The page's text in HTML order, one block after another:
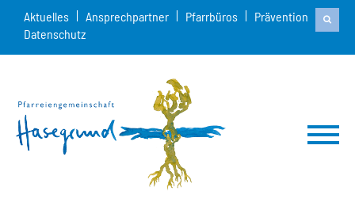
Aktuelles Ansprechpartner Pfarrbüros
Prävention
Datenschutz